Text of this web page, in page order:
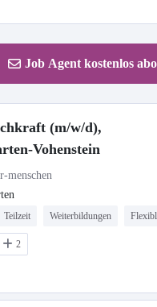
Job Agent kostenlos
(m/w/d),
Vohenstein
menschen
Teilzeit Weiterbildungen
2